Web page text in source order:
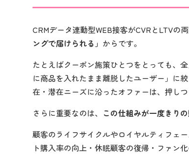
CRMデータ連動型WEB接客がCVRとLTVの両
ングで届けられる」 からです。
たとえばクーポン施策ひとつをとっても、
に商品を入れたまま離脱したユーザー」に
在・潜在ニーズに沿ったオファーは、押し
さらに重要なのは、 この仕組みが一度きり
顧客のライフサイクルやロイヤルティフェ
ト購入率の向上・休眠顧客の復帰・ファン